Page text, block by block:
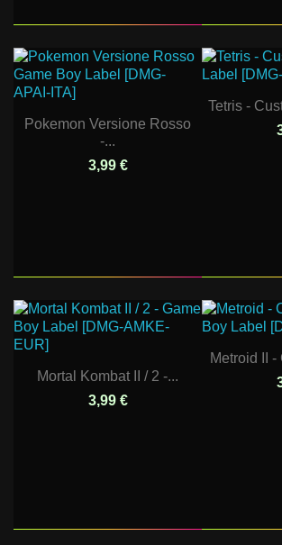
Pokemon Versione Rosso
-...
3,99 €
Tetris -
Mortal Kombat II / 2 -...
3,99 €
Metroid II -